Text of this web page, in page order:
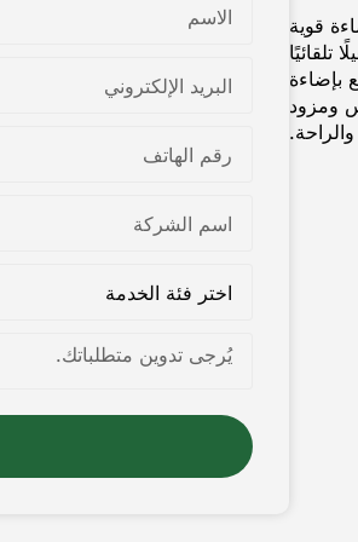
قوية
بإضاءة
ومزود